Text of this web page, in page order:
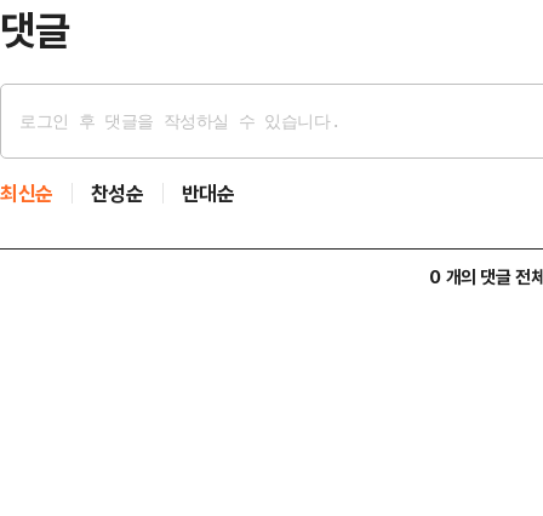
댓글
최신순 찬성순 반대순
0 개의 댓글 전